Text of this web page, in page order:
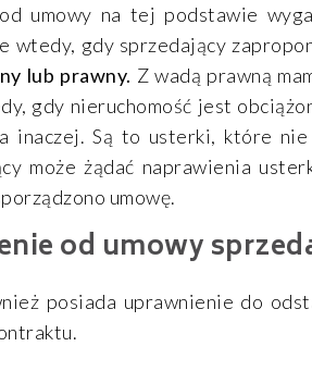
umowy na tej podstawie
wtedy, gdy sprzedający
lub prawny. Z wadą prawną
gdy nieruchomość jest
inaczej. Są to usterki, które
może żądać naprawienia
umowę.
od umowy
posiada uprawnienie do